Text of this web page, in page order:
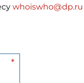
whoiswho@dp.ru